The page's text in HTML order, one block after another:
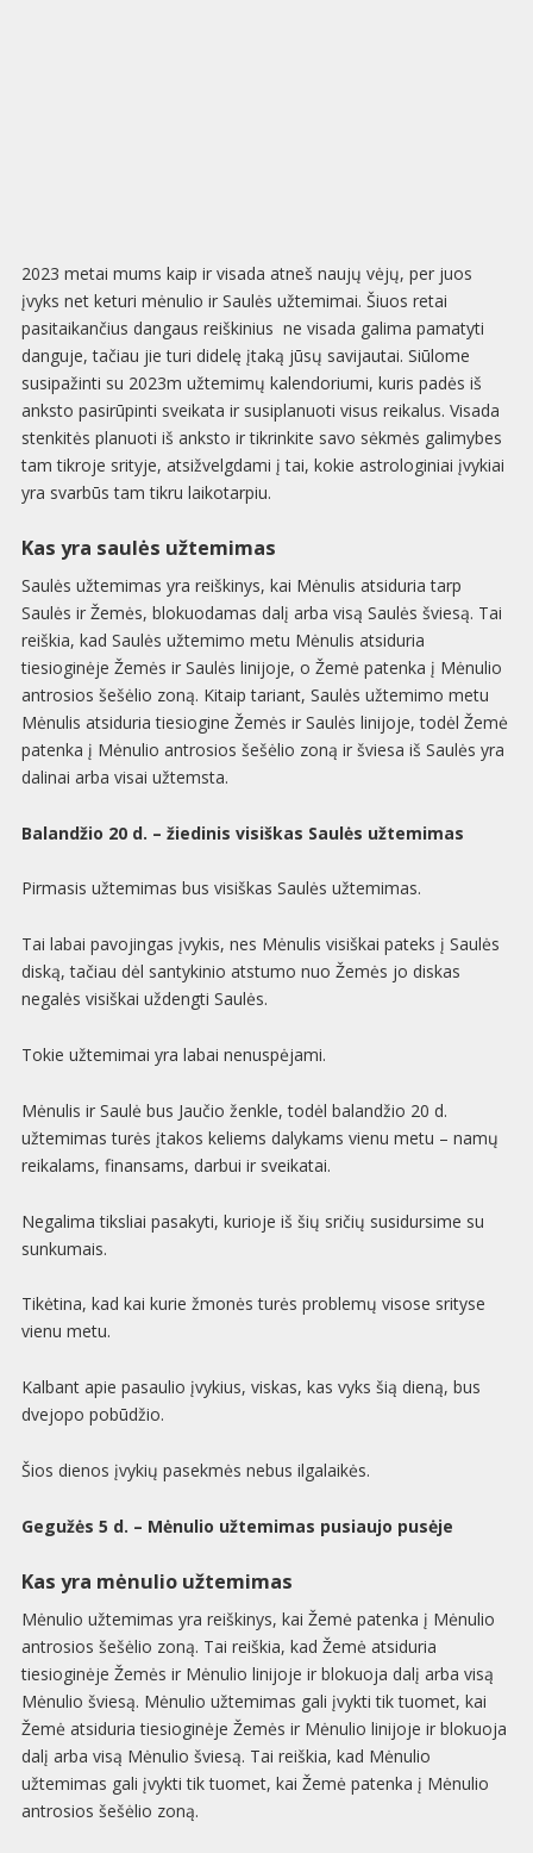
2023 metai mums kaip ir visada atneš naujų vėjų, per juos
įvyks net keturi mėnulio ir Saulės užtemimai. Šiuos retai
pasitaikančius dangaus reiškinius ne visada galima pamatyti
danguje, tačiau jie turi didelę įtaką jūsų savijautai. Siūlome
susipažinti su 2023m užtemimų kalendoriumi, kuris padės iš
anksto pasirūpinti sveikata ir susiplanuoti visus reikalus. Visada
stenkitės planuoti iš anksto ir tikrinkite savo sėkmės galimybes
tam tikroje srityje, atsižvelgdami į tai, kokie astrologiniai įvykiai
yra svarbūs tam tikru laikotarpiu.
Kas yra saulės užtemimas
Saulės užtemimas yra reiškinys, kai Mėnulis atsiduria tarp
Saulės ir Žemės, blokuodamas dalį arba visą Saulės šviesą. Tai
reiškia, kad Saulės užtemimo metu Mėnulis atsiduria
tiesioginėje Žemės ir Saulės linijoje, o Žemė patenka į Mėnulio
antrosios šešėlio zoną. Kitaip tariant, Saulės užtemimo metu
Mėnulis atsiduria tiesiogine Žemės ir Saulės linijoje, todėl Žemė
patenka į Mėnulio antrosios šešėlio zoną ir šviesa iš Saulės yra
dalinai arba visai užtemsta.
Balandžio 20 d. – žiedinis visiškas Saulės užtemimas
Pirmasis užtemimas bus visiškas Saulės užtemimas.
Tai labai pavojingas įvykis, nes Mėnulis visiškai pateks į Saulės
diską, tačiau dėl santykinio atstumo nuo Žemės jo diskas
negalės visiškai uždengti Saulės.
Tokie užtemimai yra labai nenuspėjami.
Mėnulis ir Saulė bus Jaučio ženkle, todėl balandžio 20 d.
užtemimas turės įtakos keliems dalykams vienu metu – namų
reikalams, finansams, darbui ir sveikatai.
Negalima tiksliai pasakyti, kurioje iš šių sričių susidursime su
sunkumais.
Tikėtina, kad kai kurie žmonės turės problemų visose srityse
vienu metu.
Kalbant apie pasaulio įvykius, viskas, kas vyks šią dieną, bus
dvejopo pobūdžio.
Šios dienos įvykių pasekmės nebus ilgalaikės.
Gegužės 5 d. – Mėnulio užtemimas pusiaujo pusėje
Kas yra mėnulio užtemimas
Mėnulio užtemimas yra reiškinys, kai Žemė patenka į Mėnulio
antrosios šešėlio zoną. Tai reiškia, kad Žemė atsiduria
tiesioginėje Žemės ir Mėnulio linijoje ir blokuoja dalį arba visą
Mėnulio šviesą. Mėnulio užtemimas gali įvykti tik tuomet, kai
Žemė atsiduria tiesioginėje Žemės ir Mėnulio linijoje ir blokuoja
dalį arba visą Mėnulio šviesą. Tai reiškia, kad Mėnulio
užtemimas gali įvykti tik tuomet, kai Žemė patenka į Mėnulio
antrosios šešėlio zoną.